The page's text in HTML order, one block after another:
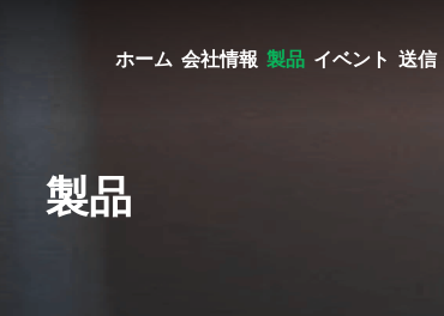
ホーム 会社情報 製品 イベント 送信
製品